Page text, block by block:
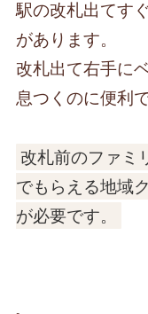
駅の改札出てす
があります。
改札出て右手に
息つくのに便利で
改札前のファミ
でもらえる地域
が必要です。